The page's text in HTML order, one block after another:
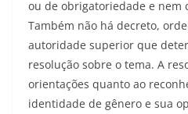
ou de obrigatoriedade e nem
Também não há decreto,
autoridade superior que
resolução sobre o tema. A
orientações quanto ao
identidade de gênero e sua